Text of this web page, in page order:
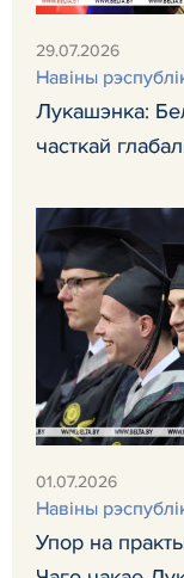
29.07.2026
Навiны
Лукашэнка:
часткай
01.07.2026
Навiны
Упор на